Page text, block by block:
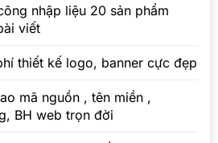
nhập liệu 20 sản phẩm
viết
thiết kế logo, banner cực đẹp
mã nguồn , tên miền ,
BH web trọn đời